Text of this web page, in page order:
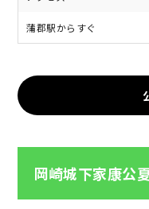
蒲郡駅からすぐ
岡崎城下家康公